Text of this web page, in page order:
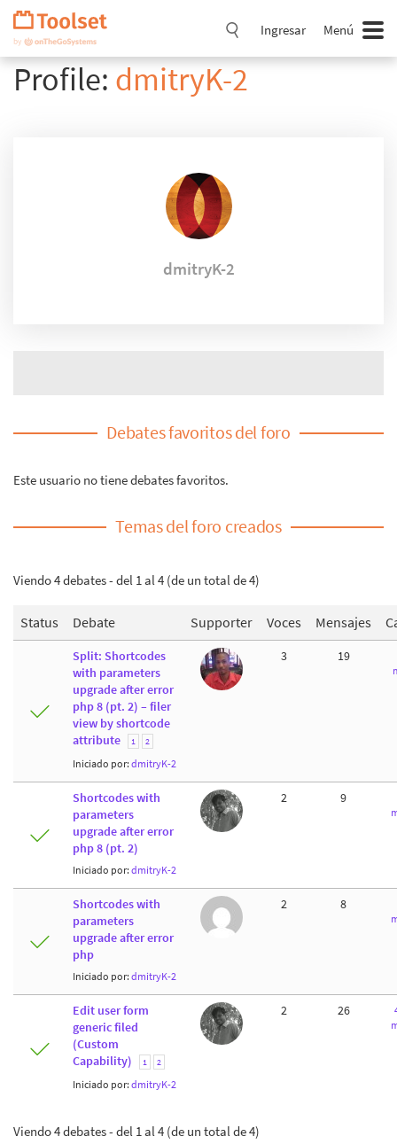
Saltar
navegación
Ingresar Menú
Profile: dmitryK-2
dmitryK-2
Debates favoritos del foro
Este usuario no tiene debates favoritos.
Temas del foro creados
Viendo 4 debates - del 1 al 4 (de un total de 4)
Status Debate Supporter Voces Mensajes
Split: Shortcodes
with parameters
upgrade after error
php 8 (pt. 2) – filer
view by shortcode
attribute
1 2
Iniciado por: dmitryK-2
3 19
Shortcodes with
parameters
upgrade after error
php 8 (pt. 2)
Iniciado por: dmitryK-2
2 9
Shortcodes with
parameters
upgrade after error
php
Iniciado por: dmitryK-2
2 8
Edit user form
generic filed
(Custom
Capability)
1 2
Iniciado por: dmitryK-2
2 26
Viendo 4 debates - del 1 al 4 (de un total de 4)